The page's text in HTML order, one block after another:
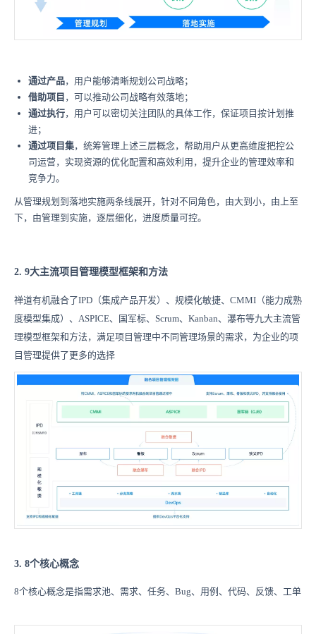
通过产品，用户能够清晰规划公司战略；
借助项目 ，可以推动公司战略有效落地；
通过执行，用户可以密切关注团队的具体工作，保证项目按计划推
进；
通过项目集，统筹管理上述三层概念，帮助用户从更高维度把控公
司运营，实现资源的优化配置和高效利用，提升企业的管理效率和
竞争力。
从管理规划到落地实施两条线展开，针对不同角色，由大到小，由上至
下，由管理到实施，逐层细化，进度质量可控。
2. 9大主流项目管理模型框架和方法
禅道有机融合了IPD（集成产品开发）、规模化敏捷、CMMI（能力成熟
度模型集成）、ASPICE、国军标、Scrum、Kanban、瀑布等九大主流管
理模型框架和方法，满足项目管理中不同管理场景的需求，为企业的项
目管理提供了更多的选择
3. 8个核心概念
8个核心概念是指需求池、需求、任务、Bug、用例、代码、反馈、工单